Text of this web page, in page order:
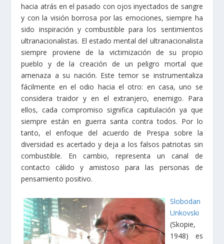
hacia atrás en el pasado con ojos inyectados de sangre
y con la visión borrosa por las emociones, siempre ha
sido inspiración y combustible para los sentimientos
ultranacionalistas. El estado mental del ultranacionalista
siempre proviene de la victimización de su propio
pueblo y de la creación de un peligro mortal que
amenaza a su nación. Este temor se instrumentaliza
fácilmente en el odio hacia el otro: en casa, uno se
considera traidor y en el extranjero, enemigo. Para
ellos, cada compromiso significa capitulación ya que
siempre están en guerra santa contra todos. Por lo
tanto, el enfoque del acuerdo de Prespa sobre la
diversidad es acertado y deja a los falsos patriotas sin
combustible. En cambio, representa un canal de
contacto cálido y amistoso para las personas de
pensamiento positivo.
Slobodan
Unkovski
(Skopie,
1948) es